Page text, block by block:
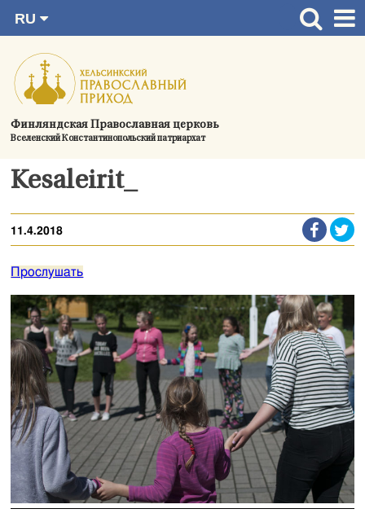
содержимому
Финляндская Православная церковь
Вселенский Константинопольский патриархат
RU
SV
EN
UA
Главная страница
Актуальное
Україна
О приходе
Kesaleirit_
11.4.2018
Прослушать